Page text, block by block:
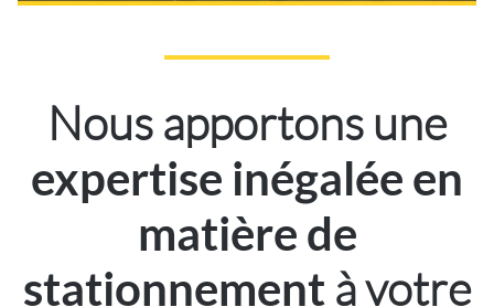
Nous apportons une
expertise inégalée en
matière de
stationnement à votre